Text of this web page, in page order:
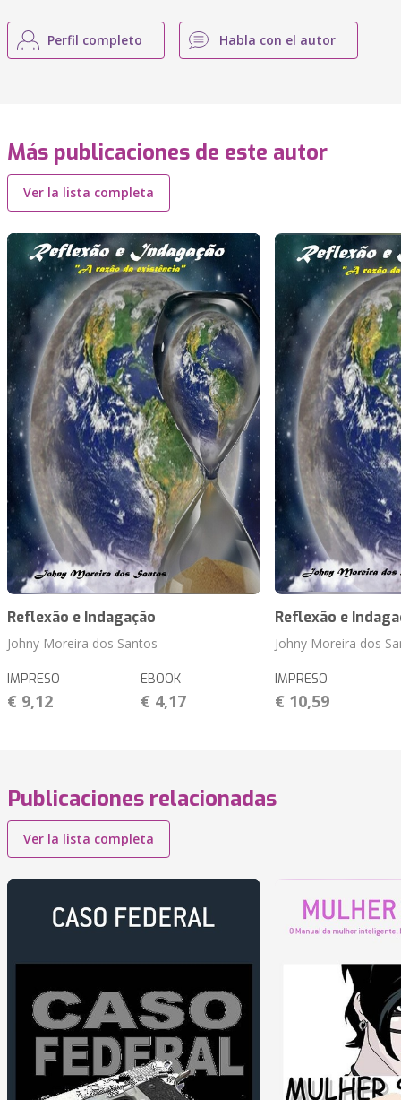
Perfil completo Habla con el autor
Más publicaciones de este autor
Ver la lista completa
Reflexão e Indagação
Johny Moreira dos Santos
IMPRESO
€ 9,12
EBOOK
€ 4,17
Reflexão e
Johny Moreira dos
IMPRESO
€ 10,59
Publicaciones relacionadas
Ver la lista completa